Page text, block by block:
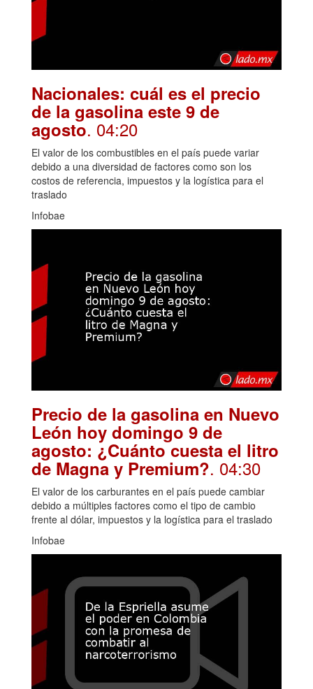
Nacionales: cuál es el precio
de la gasolina este 9 de
agosto. 04:20
El valor de los combustibles en el país puede variar
debido a una diversidad de factores como son los
costos de referencia, impuestos y la logística para el
traslado
Infobae
Precio de la gasolina en Nuevo
León hoy domingo 9 de
agosto: ¿Cuánto cuesta el litro
de Magna y Premium?. 04:30
El valor de los carburantes en el país puede cambiar
debido a múltiples factores como el tipo de cambio
frente al dólar, impuestos y la logística para el traslado
Infobae